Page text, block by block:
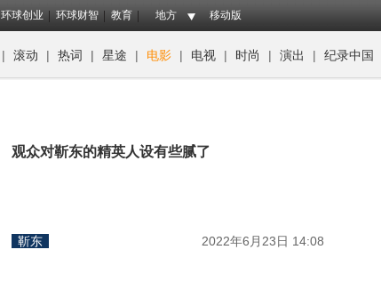
环球创业 环球财智 教育 地方 移动版
| 滚动 | 热词 | 星途 | 电影 | 电视 | 时尚 | 演出 | 纪录中国
观众对靳东的精英人设有些腻了
2022年6月23日 14:08
靳东